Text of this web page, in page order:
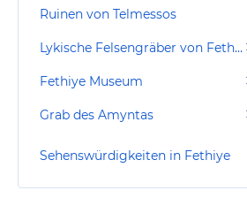
Ruinen von Telmessos
Lykische Felsengräber von Fethiye
Fethiye Museum
Grab des Amyntas
Sehenswürdigkeiten in Fethiye